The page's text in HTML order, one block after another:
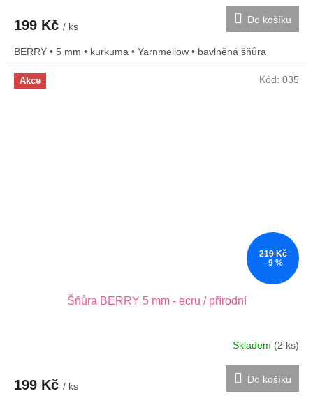
199 Kč / ks
Do košíku
BERRY • 5 mm • kurkuma • Yarnmellow • bavlněná šňůra
Akce
219 Kč
–9 %
Šňůra BERRY 5 mm - ecru / přírodní
Skladem (2 ks)
199 Kč / ks
Do košíku
Kód: 035